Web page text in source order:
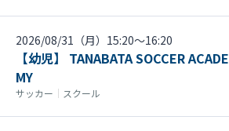
2026/08/31（月）15:20〜16:20
【幼児】 TANABATA SOCCER ACADE
MY
サッカー ｜ スクール